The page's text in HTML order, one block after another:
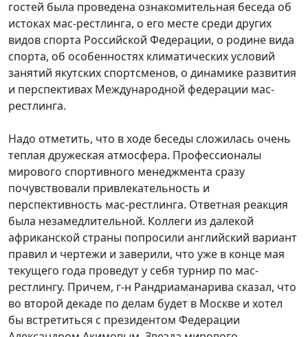
гостей была проведена ознакомительная беседа об
истоках мас-рестлинга, о его месте среди других
видов спорта Российской Федерации, о родине вида
спорта, об особенностях климатических условий
занятий якутских спортсменов, о динамике развития
и перспективах Международной федерации мас-
рестлинга.
Надо отметить, что в ходе беседы сложилась очень
теплая дружеская атмосфера. Профессионалы
мирового спортивного менеджмента сразу
почувствовали привлекательность и
перспективность мас-рестлинга. Ответная реакция
была незамедлительной. Коллеги из далекой
африканской страны попросили английский вариант
правил и чертежи и заверили, что уже в конце мая
текущего года проведут у себя турнир по мас-
рестлингу. Причем, г-н Рандриаманарива сказал, что
во второй декаде по делам будет в Москве и хотел
бы встретиться с президентом Федерации